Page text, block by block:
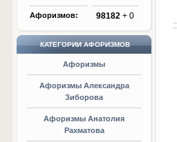
Афоризмов: 98182 + 0
КАТЕГОРИИ АФОРИЗМОВ
Афоризмы
Афоризмы Александра
Зиборова
Афоризмы Анатолия
Рахматова